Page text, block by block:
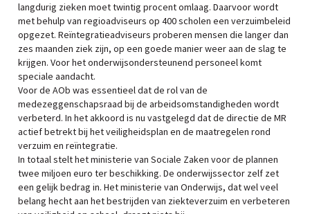
langdurig zieken moet twintig procent omlaag. Daarvoor wordt
met behulp van regioadviseurs op 400 scholen een verzuimbeleid
opgezet. Reïntegratieadviseurs proberen mensen die langer dan
zes maanden ziek zijn, op een goede manier weer aan de slag te
krijgen. Voor het onderwijsondersteunend personeel komt
speciale aandacht.
Voor de AOb was essentieel dat de rol van de
medezeggenschapsraad bij de arbeidsomstandigheden wordt
verbeterd. In het akkoord is nu vastgelegd dat de directie de MR
actief betrekt bij het veiligheidsplan en de maatregelen rond
verzuim en reïntegratie.
In totaal stelt het ministerie van Sociale Zaken voor de plannen
twee miljoen euro ter beschikking. De onderwijssector zelf zet
een gelijk bedrag in. Het ministerie van Onderwijs, dat wel veel
belang hecht aan het bestrijden van ziekteverzuim en verbeteren